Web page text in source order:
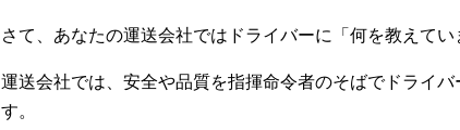
さて、あなたの運送会社ではドライバーに「何を教えてい
運送会社では、安全や品質を指揮命令者のそばでドライ
す。